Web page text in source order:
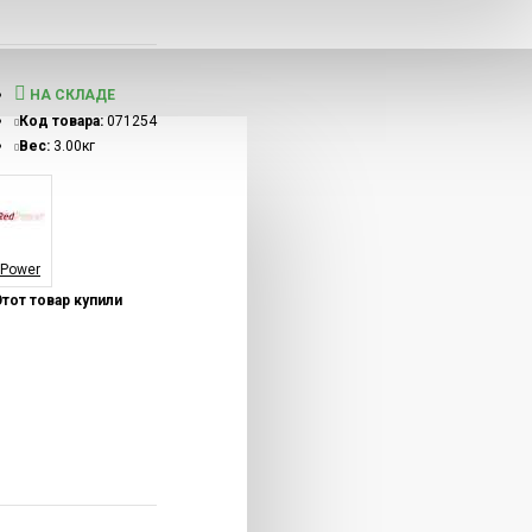
НА СКЛАДЕ
Код товара: 071254
Вес: 3.00кг
товар купили